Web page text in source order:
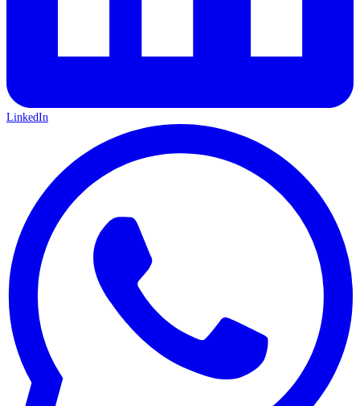
LinkedIn